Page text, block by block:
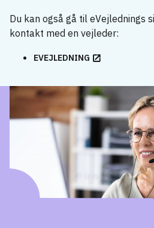
Du kan også gå til eVejlednings
kontakt med en vejleder:
EVEJLEDNING